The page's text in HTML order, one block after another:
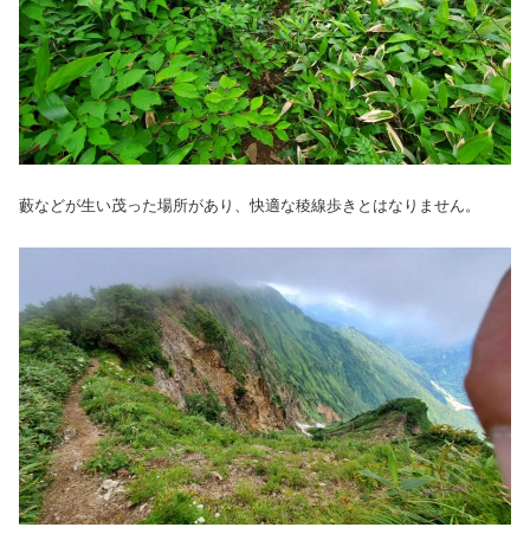
藪などが生い茂った場所があり、快適な稜線歩きとはなりません。